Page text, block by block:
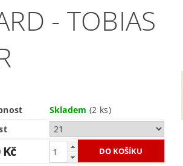
- TOBIAS
Skladem(2 ks)
Kč